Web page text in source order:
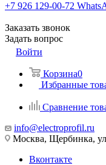
+7 926 129-00-72
Заказать звонок
Задать вопрос
Войти
Корзина0
Избранные
Сравнение
info@electroprofil.ru
Москва, Щербинка,
Вконтакте